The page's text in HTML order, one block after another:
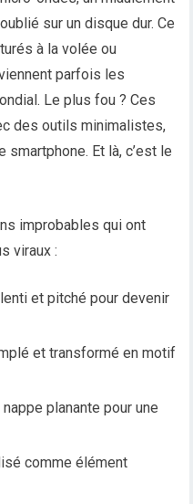
sur un disque dur. Ce
à la volée ou
parfois les
Le plus fou ? Ces
des outils minimalistes,
Et là, c’est le
improbables qui ont
viraux :
et pitché pour devenir
et transformé en motif
planante pour une
comme élément